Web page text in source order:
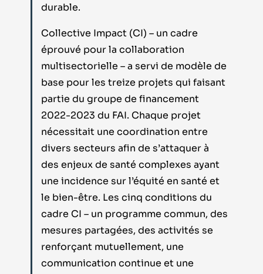
durable.
Collective Impact (CI) – un cadre
éprouvé pour la collaboration
multisectorielle – a servi de modèle de
base pour les treize projets qui faisant
partie du groupe de financement
2022-2023 du FAI. Chaque projet
nécessitait une coordination entre
divers secteurs afin de s’attaquer à
des enjeux de santé complexes ayant
une incidence sur l’équité en santé et
le bien-être. Les cinq conditions du
cadre CI – un programme commun, des
mesures partagées, des activités se
renforçant mutuellement, une
communication continue et une